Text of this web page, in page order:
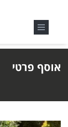
אוסף פרטי